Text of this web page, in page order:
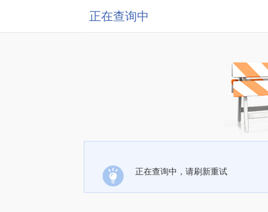
正在查询中
正在查询中，请刷新重试